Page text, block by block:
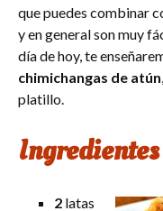
que puedes combinar
y en general son muy
día de hoy, te
chimichangas de atún
platillo.
Ingredientes
2 latas